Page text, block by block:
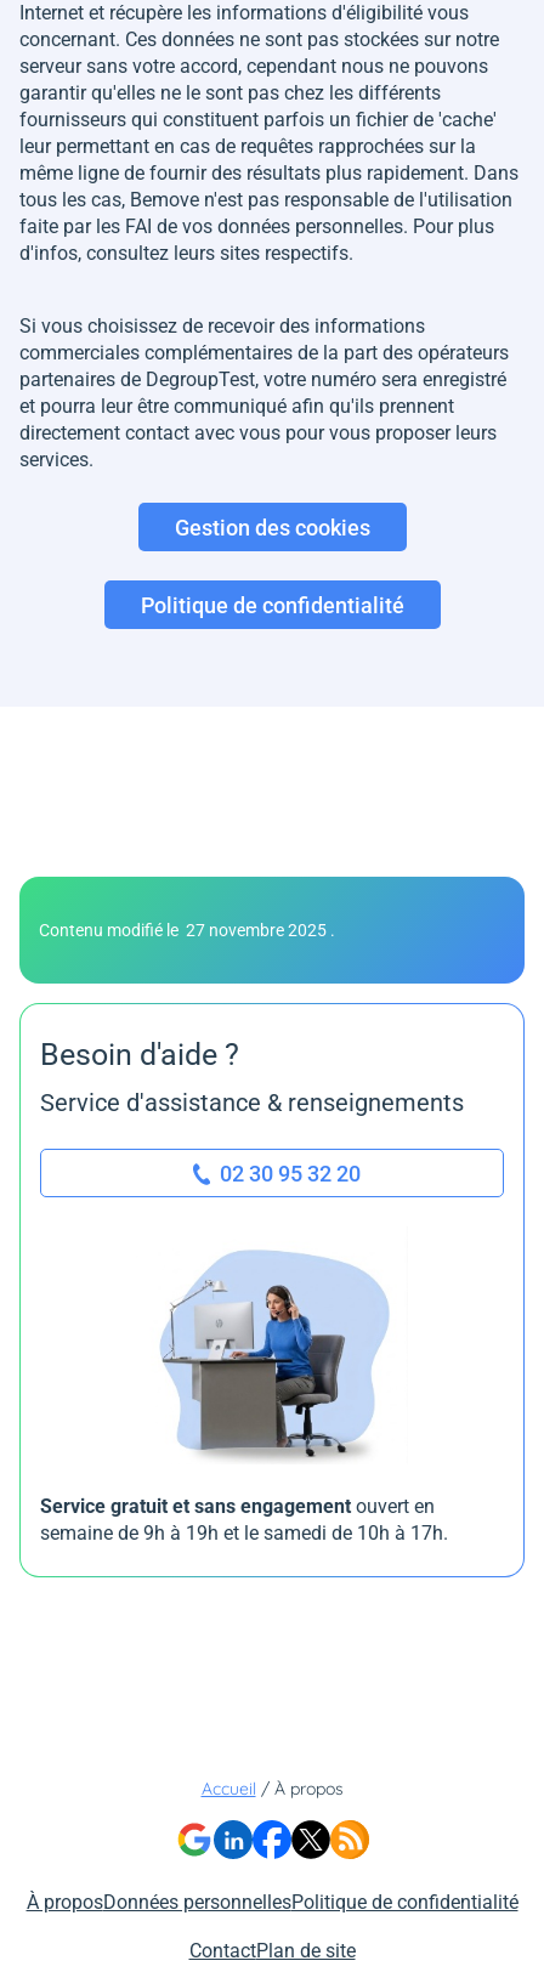
Internet et récupère les informations d'éligibilité vous
concernant. Ces données ne sont pas stockées sur notre
serveur sans votre accord, cependant nous ne pouvons
garantir qu'elles ne le sont pas chez les différents
fournisseurs qui constituent parfois un fichier de 'cache'
leur permettant en cas de requêtes rapprochées sur la
même ligne de fournir des résultats plus rapidement. Dans
tous les cas, Bemove n'est pas responsable de l'utilisation
faite par les FAI de vos données personnelles. Pour plus
d'infos, consultez leurs sites respectifs.
Si vous choisissez de recevoir des informations
commerciales complémentaires de la part des opérateurs
partenaires de DegroupTest, votre numéro sera enregistré
et pourra leur être communiqué afin qu'ils prennent
directement contact avec vous pour vous proposer leurs
services.
Gestion des cookies
Politique de confidentialité
Contenu modifié le 27 novembre 2025 .
Besoin d'aide ?
Service d'assistance & renseignements
02 30 95 32 20
Service gratuit et sans engagement ouvert en
semaine de 9h à 19h et le samedi de 10h à 17h.
Accueil / À propos
À proposDonnées personnellesPolitique de confidentialité
ContactPlan de site